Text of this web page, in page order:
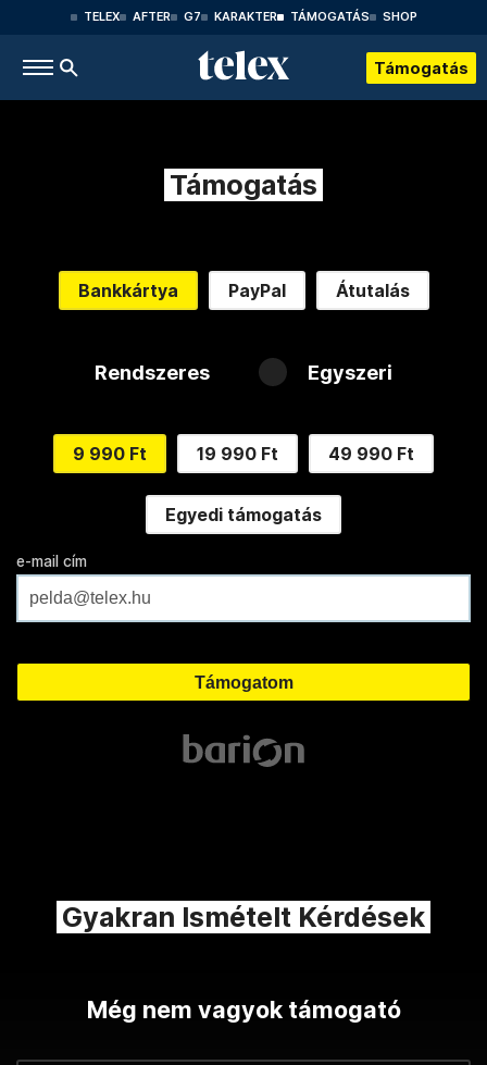
TELEX AFTER G7 KARAKTER TÁMOGATÁS SHOP
Támogatás
Támogatás
Bankkártya PayPal Átutalás
Rendszeres Egyszeri
9 990 Ft 19 990 Ft 49 990 Ft
Egyedi támogatás
e-mail cím
Gyakran Ismételt Kérdések
Még nem vagyok támogató